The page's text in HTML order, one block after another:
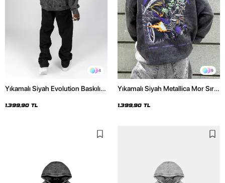
4
Yıkamalı Siyah Evolution Baskılı
Hoodie
1.399,90 TL
9
Yıkamalı Siyah Metallica Mor Sırt
Hoodie
1.399,90 TL